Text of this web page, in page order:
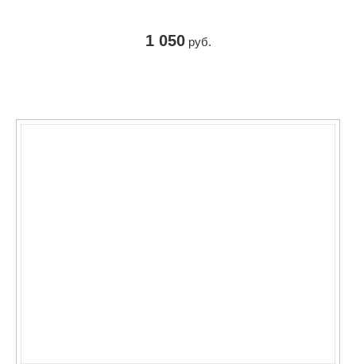
1 050руб.